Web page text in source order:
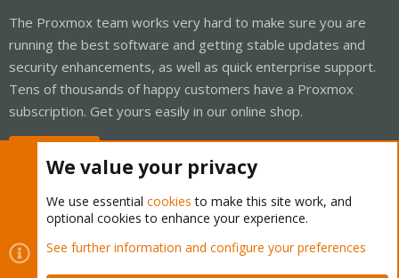
The Proxmox team works very hard to make sure you are
running the best software and getting stable updates and
security enhancements, as well as quick enterprise support.
Tens of thousands of happy customers have a Proxmox
subscription. Get yours easily in our online shop.
Cookies
Proxmox Support Forum - Light Mode
Contact us
Terms and rules Privacy policy Help Home
We value your privacy
We use essential cookies to make this site work, and
optional cookies to enhance your experience.
See further information and configure your preferences